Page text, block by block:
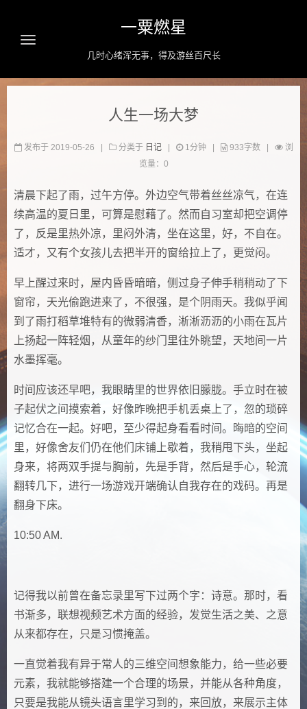
一粟燃星
几时心绪浑无事，得及游丝百尺长
归档
关于
复盘
人生一场大梦
发布于 2019-05-26 分类于 日记 1分钟 933字数
浏
览量： 0
清晨下起了雨，过午方停。外边空气带着丝丝凉气，在连
续高温的夏日里，可算是慰藉了。然而自习室却把空调停
了，反是里热外凉，里闷外清，坐在这里，好，不自在。
适才，又有个女孩儿去把半开的窗给拉上了，更觉闷。
早上醒过来时，屋内昏昏暗暗，侧过身子伸手稍稍动了下
窗帘，天光偷跑进来了，不很强，是个阴雨天。我似乎闻
到了雨打稻草堆特有的微弱清香，淅淅沥沥的小雨在瓦片
上扬起一阵轻烟，从童年的纱门里往外眺望，天地间一片
水墨挥毫。
时间应该还早吧，我眼睛里的世界依旧朦胧。手立时在被
子起伏之间摸索着，好像昨晚把手机丢桌上了，忽的琐碎
记忆合在一起。好吧，至少得起身看看时间。晦暗的空间
里，好像舍友们仍在他们床铺上歇着，我稍甩下头，坐起
身来，将两双手提与胸前，先是手背，然后是手心，轮流
翻转几下，进行一场游戏开端确认自我存在的戏码。再是
翻身下床。
10:50 AM.
记得我以前曾在备忘录里写下过两个字：诗意。那时，看
书渐多，联想视频艺术方面的经验，发觉生活之美、之意
从来都存在，只是习惯掩盖。
一直觉着我有异于常人的三维空间想象能力，给一些必要
元素，我就能够搭建一个合理的场景，并能从各种角度，
只要是我能从镜头语言里学习到的，来回放，来展示主体